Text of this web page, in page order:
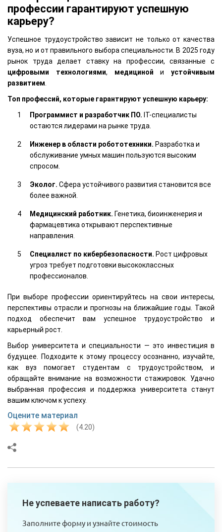
профессии гарантируют успешную
карьеру?
Успешное трудоустройство зависит не только от качества
вуза, но и от правильного выбора специальности. В 2025 году
рынок труда делает ставку на профессии, связанные с
цифровыми технологиями, медициной и устойчивым
развитием.
Топ профессий, которые гарантируют успешную карьеру:
Программист и разработчик ПО. IT-специалисты
остаются лидерами на рынке труда.
Инженер в области робототехники. Разработка и
обслуживание умных машин пользуются высоким
спросом.
Эколог. Сфера устойчивого развития становится все
более важной.
Медицинский работник. Генетика, биоинженерия и
фармацевтика открывают перспективные
направления.
Специалист по кибербезопасности. Рост цифровых
угроз требует подготовки высококлассных
профессионалов.
При выборе профессии ориентируйтесь на свои интересы,
перспективы отрасли и прогнозы на ближайшие годы. Такой
подход обеспечит вам успешное трудоустройство и
карьерный рост.
Выбор университета и специальности — это инвестиция в
будущее. Подходите к этому процессу осознанно, изучайте,
как вуз помогает студентам с трудоустройством, и
обращайте внимание на возможности стажировок. Удачно
выбранная профессия и поддержка университета станут
вашим ключом к успеху.
Оцените материал
(4.20)
Не успеваете написать работу?
Заполните форму и узнайте стоимость